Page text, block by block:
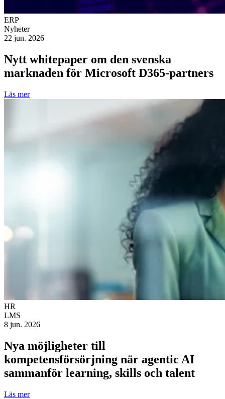
ERP
Nyheter
22 jun. 2026
Nytt whitepaper om den svenska
marknaden för Microsoft D365-partners
Läs mer
HR
LMS
8 jun. 2026
Nya möjligheter till
kompetensförsörjning när agentic AI
sammanför learning, skills och talent
Läs mer